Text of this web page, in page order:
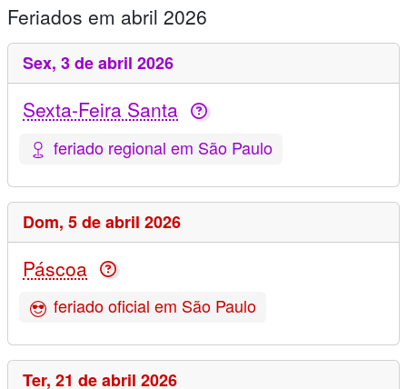
Feriados em abril 2026
Sex, 3 de abril 2026
Sexta-Feira Santa
feriado regional em São Paulo
Dom, 5 de abril 2026
Páscoa
feriado oficial em São Paulo
Ter, 21 de abril 2026